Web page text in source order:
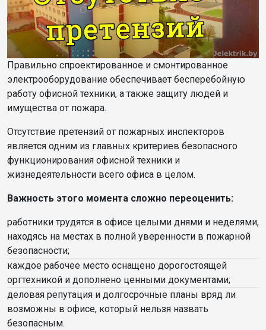
Правильно спроектированное и смонтированное
электрооборудование обеспечивает бесперебойную
работу офисной техники, а также защиту людей и
имущества от пожара.
Отсутствие претензий от пожарных инспекторов
является одним из главных критериев безопасного
функционирования офисной техники и
жизнедеятельности всего офиса в целом.
Важность этого момента сложно переоценить:
работники трудятся в офисе целыми днями и неделями,
находясь на местах в полной уверенности в пожарной
безопасности;
каждое рабочее место оснащено дорогостоящей
оргтехникой и дополнено ценными документами;
деловая репутация и долгосрочные планы вряд ли
возможны в офисе, который нельзя назвать
безопасным.